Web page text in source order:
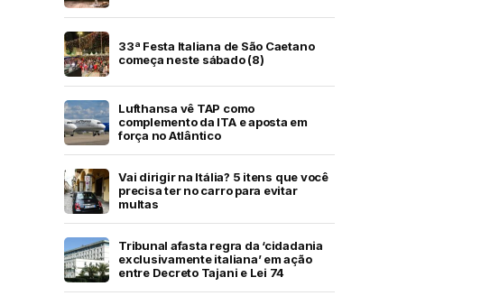
33ª Festa Italiana de São Caetano
começa neste sábado (8)
Lufthansa vê TAP como
complemento da ITA e aposta em
força no Atlântico
Vai dirigir na Itália? 5 itens que você
precisa ter no carro para evitar
multas
Tribunal afasta regra da ‘cidadania
exclusivamente italiana’ em ação
entre Decreto Tajani e Lei 74